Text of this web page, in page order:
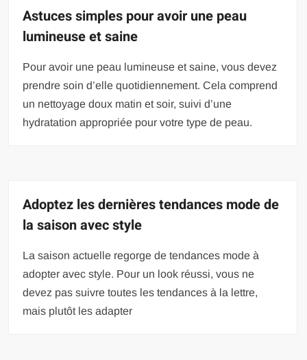
Astuces simples pour avoir une peau
lumineuse et saine
Pour avoir une peau lumineuse et saine, vous devez
prendre soin d’elle quotidiennement. Cela comprend
un nettoyage doux matin et soir, suivi d’une
hydratation appropriée pour votre type de peau.
Adoptez les dernières tendances mode de
la saison avec style
La saison actuelle regorge de tendances mode à
adopter avec style. Pour un look réussi, vous ne
devez pas suivre toutes les tendances à la lettre,
mais plutôt les adapter